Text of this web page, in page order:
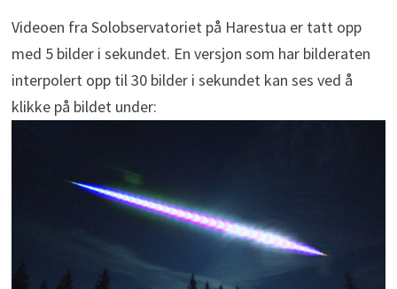
Videoen fra Solobservatoriet på Harestua er tatt opp
med 5 bilder i sekundet. En versjon som har bilderaten
interpolert opp til 30 bilder i sekundet kan ses ved å
klikke på bildet under: